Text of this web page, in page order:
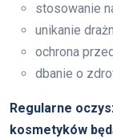
stosowanie
unikanie
ochrona
dbanie o
Regularne
kosmetyków